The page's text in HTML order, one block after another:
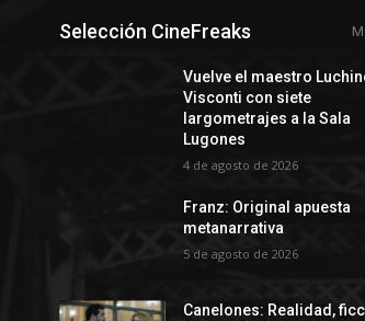
Selección CineFreaks
Vuelve el maestro
Visconti con siete
largometrajes a la Sala
Lugones
4 de agosto de 2026
Franz: Original apuesta
metanarrativa
5 de agosto de 2026
Canelones: Realidad,